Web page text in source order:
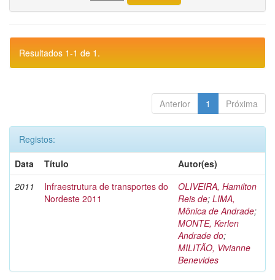
Resultados 1-1 de 1.
Anterior 1 Próxima
Registos:
Data
Título
Autor(es)
2011
Infraestrutura de transportes do
Nordeste 2011
OLIVEIRA, Hamilton
Reis de; LIMA,
Mônica de Andrade;
MONTE, Kerlen
Andrade do;
MILITÃO, Vivianne
Benevides